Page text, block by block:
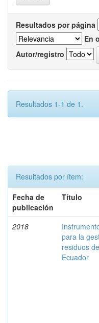
Resultados por página
En
Autor/registro
Resultados 1-1 de 1.
Resultados por ítem:
Fecha de
publicación
Título
2018
para la
residuos
Ecuador